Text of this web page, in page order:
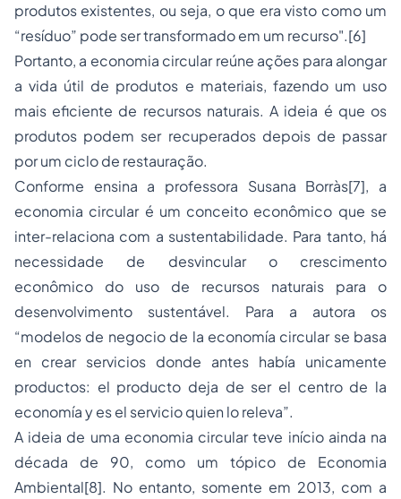
produtos existentes, ou seja, o que era visto como um
“resíduo” pode ser transformado em um recurso".[6]
Portanto, a economia circular reúne ações para alongar
a vida útil de produtos e materiais, fazendo um uso
mais eficiente de recursos naturais. A ideia é que os
produtos podem ser recuperados depois de passar
por um ciclo de restauração.
Conforme ensina a professora Susana Borràs[7], a
economia circular é um conceito econômico que se
inter-relaciona com a sustentabilidade. Para tanto, há
necessidade de desvincular o crescimento
econômico do uso de recursos naturais para o
desenvolvimento sustentável. Para a autora os
“modelos de negocio de la economía circular se basa
en crear servicios donde antes había unicamente
productos: el producto deja de ser el centro de la
economía y es el servicio quien lo releva”.
A ideia de uma economia circular teve início ainda na
década de 90, como um tópico de Economia
Ambiental[8]. No entanto, somente em 2013, com a